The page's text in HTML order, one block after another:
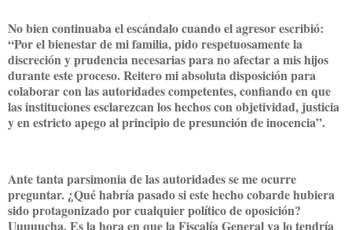
No bien continuaba el escándalo cuando el agresor escribió:
“Por el bienestar de mi familia, pido respetuosamente la
discreción y prudencia necesarias para no afectar a mis hijos
durante este proceso. Reitero mi absoluta disposición para
colaborar con las autoridades competentes, confiando en que
las instituciones esclarezcan los hechos con objetividad, justicia
y en estricto apego al principio de presunción de inocencia”.
Ante tanta parsimonia de las autoridades se me ocurre
preguntar. ¿Qué habría pasado si este hecho cobarde hubiera
sido protagonizado por cualquier político de oposición?
Uuuuucha. Es la hora en que la Fiscalía General ya lo tendría